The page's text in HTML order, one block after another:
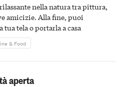
nella natura tra pittura,
amicizie. Alla fine, puoi
tua tela o portarla a casa
& Food
aperta